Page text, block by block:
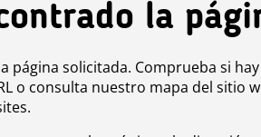
la
página solicitada. Comprueba si hay
o consulta nuestro mapa del sitio